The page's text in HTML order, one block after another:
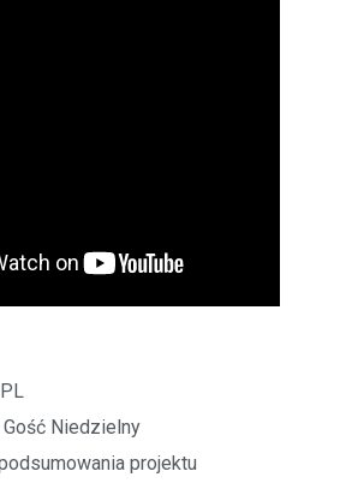
Gość Niedzielny
projektu